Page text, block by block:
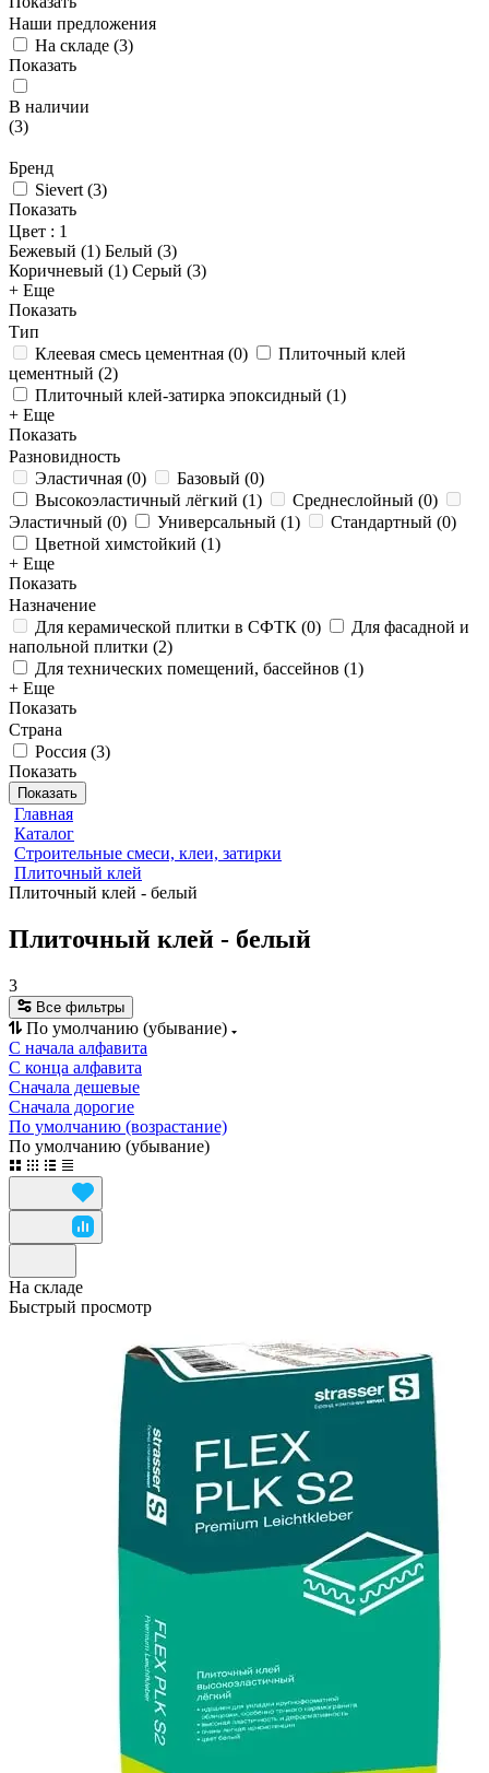
Наши предложения
На складе (3)
Показать
В наличии
(3)
Бренд
Sievert (3)
Показать
Цвет : 1
Бежевый (1) Белый (3)
Коричневый (1) Серый (3)
+ Еще
Показать
Тип
Клеевая смесь цементная (0)
Плиточный клей
цементный (2)
Плиточный клей-затирка эпоксидный (1)
+ Еще
Показать
Разновидность
Эластичная (0) Базовый (0)
Высокоэластичный лёгкий (1) Среднеслойный (0)
Эластичный (0) Универсальный (1) Стандартный (0)
Цветной химстойкий (1)
+ Еще
Показать
Назначение
Для керамической плитки в СФТК (0)
Для фасадной и
напольной плитки (2)
Для технических помещений, бассейнов (1)
+ Еще
Показать
Страна
Россия (3)
Показать
Показать
Главная
Каталог
Строительные смеси, клеи, затирки
Плиточный клей
Плиточный клей - белый
Плиточный клей - белый
3
Все фильтры
По умолчанию (убывание)
С начала алфавита
С конца алфавита
Сначала дешевые
Сначала дорогие
По умолчанию (возрастание)
По умолчанию (убывание)
На складе
Быстрый просмотр